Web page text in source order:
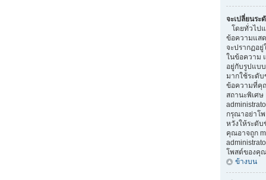
จะเปลี่ยนระ
โดยทั่วไป
ข้อความแส
จะปรากฏอ
ในข้อความ
อยู่กับรูปแบ
มากใช้ระดั
ข้อความที่คุ
สถานะพิเศษ
กรุณาอย่าโ
หวังให้ระดับ
คุณอาจถูก
โพสต์ของคุ
ข้างบน